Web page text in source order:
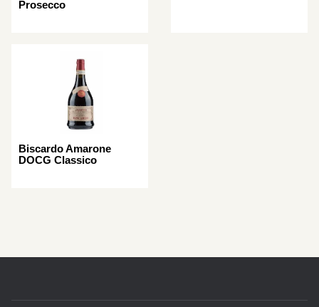
Prosecco
Biscardo Amarone
DOCG Classico